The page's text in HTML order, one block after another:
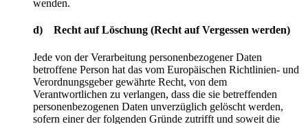
wenden.
d) Recht auf Löschung (Recht auf Vergessen werden)
Jede von der Verarbeitung personenbezogener Daten
betroffene Person hat das vom Europäischen Richtlinien- und
Verordnungsgeber gewährte Recht, von dem
Verantwortlichen zu verlangen, dass die sie betreffenden
personenbezogenen Daten unverzüglich gelöscht werden,
sofern einer der folgenden Gründe zutrifft und soweit die